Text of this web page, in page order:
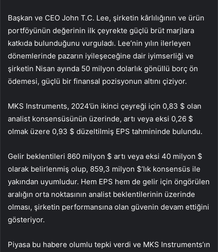
Başkan ve CEO John T.C. Lee, şirketin kârlılığının ve ürün
portföyünün değerinin ilk çeyrekte güçlü brüt marjlara
katkıda bulunduğunu vurguladı. Lee’nin yılın ilerleyen
dönemlerinde pazarın iyileşeceğine dair iyimserliği ve
şirketin Nisan ayında 50 milyon dolarlık gönüllü borç ön
ödemesi, güçlü bir finansal pozisyonun altını çiziyor.
MKS Instruments, 2024’ün ikinci çeyreği için 0,83 $ olan
analist konsensüsünün üzerinde, artı veya eksi 0,26 $
olmak üzere 0,93 $ düzeltilmiş EPS tahmininde bulundu.
Gelir beklentileri 860 milyon $ artı veya eksi 40 milyon $
olarak belirlenmiş olup, 859,3 milyon $’lık konsensüs ile
yakından uyumludur. Hem EPS hem de gelir için öngörülen
aralığın orta noktasının analist beklentilerinin üzerinde
olması, şirketin performansına olan güvenin devam ettiğini
gösteriyor.
Piyasa bu habere olumlu tepki verdi ve MKS Instruments’ın